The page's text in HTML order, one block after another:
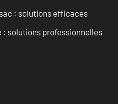
: solutions efficaces
: solutions professionnelles